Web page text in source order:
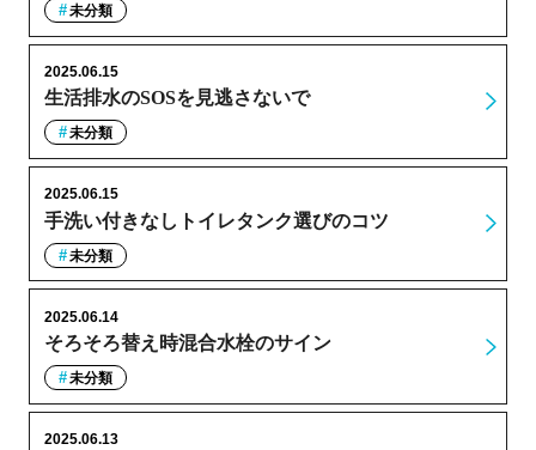
未分類
生活排水のSOSを見逃さないで
2025.06.15
未分類
手洗い付きなしトイレタンク選びのコツ
2025.06.15
未分類
そろそろ替え時混合水栓のサイン
2025.06.14
未分類
2025.06.13